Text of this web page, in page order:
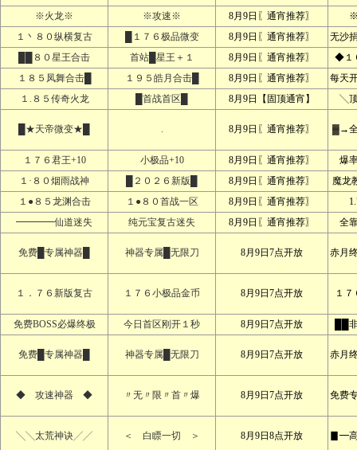
※火龙※
※攻速※ 8月9日〖通宵推荐〗
１丶８０纵横复古
█１７６极品微变 8月9日〖通宵推荐〗
无沙
██８０星王合击
首站█星王＋１ 8月9日〖通宵推荐〗
◆１
１８５凤舞合击█
１９５皓月合击█ 8月9日〖通宵推荐〗
每天
１.８５传奇火龙
█首战首区█ 8月9日【固顶通宵】 ╲
█★天帝微变★█ . 8月9日〖通宵推荐〗 ▓→
１７６君王+10 小极品+10 8月9日〖通宵推荐〗
爆
１·８０烟雨战神
█２０２６新版█ 8月9日〖通宵推荐〗
魔龙
１●８５龙渊合击
１●８０首战一区 8月9日〖通宵推荐〗
━━━━仙道迷失
纯元宝复古迷失 8月9日〖通宵推荐〗 全
免费█专属神器█ 神器专属█无限刀 8月9日7点开放 赤月
１．７６新版复古 １７６小极品金币 8月9日7点开放 １
免费BOSS必爆终极 今日首区刚开１秒 8月9日7点开放 ██
免费█专属神器█ 神器专属█无限刀 8月9日7点开放 赤月
◆ 攻速神器 ◆ 〃无〃限〃首〃爆 8月9日7点开放 免费
╲╲太荒神诀╱╱ ＜ 白瞟一切 ＞ 8月9日8点开放 ▊━